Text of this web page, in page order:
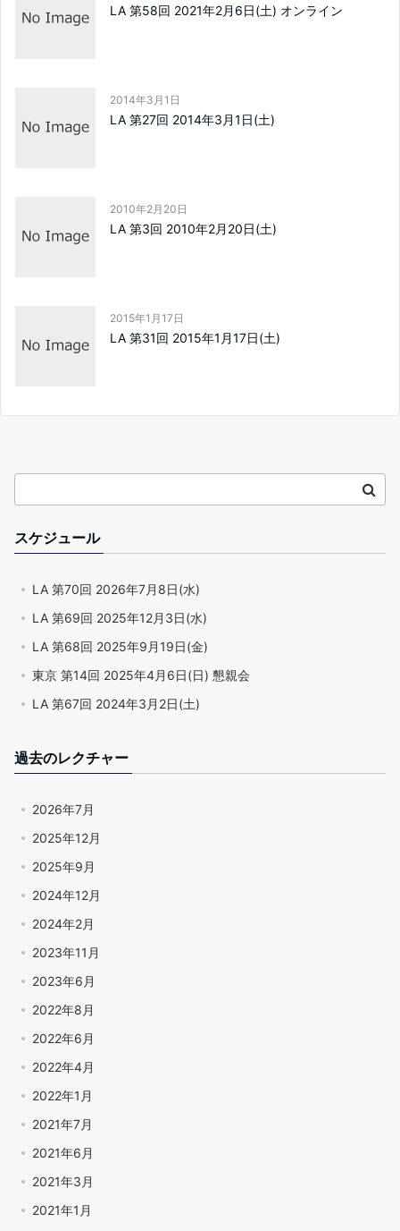
LA 第58回 2021年2月6日(土) オンライン
2014年3月1日
LA 第27回 2014年3月1日(土)
2010年2月20日
LA 第3回 2010年2月20日(土)
2015年1月17日
LA 第31回 2015年1月17日(土)
スケジュール
LA 第70回 2026年7月8日(水)
LA 第69回 2025年12月3日(水)
LA 第68回 2025年9月19日(金)
東京 第14回 2025年4月6日(日) 懇親会
LA 第67回 2024年3月2日(土)
過去のレクチャー
2026年7月
2025年12月
2025年9月
2024年12月
2024年2月
2023年11月
2023年6月
2022年8月
2022年6月
2022年4月
2022年1月
2021年7月
2021年6月
2021年3月
2021年1月